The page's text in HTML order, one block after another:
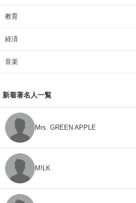
教育
経済
音楽
新着著名人一覧
Mrs. GREEN APPLE
M!LK